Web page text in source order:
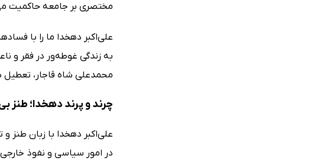
مختصری بر جامعه حاکمیت
علی‌اکبر دهخدا ما را با
به زندگی غوطه‌ور در فقر و
محمدعلی شاه قاجار،
چرند و پرند دهخدا؛ طنز
علی‌اکبر دهخدا با زبان طنز
در امور سیاسی و نفوذ